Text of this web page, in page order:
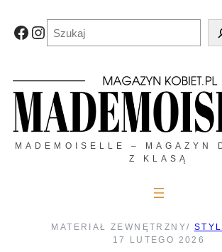
treściFacebook
Instagram
MADEMOISELLE – MAGAZYN
Z KLASĄ
MATERIAŁ ZEWNĘTRZNY/
17 LUTEGO 2026